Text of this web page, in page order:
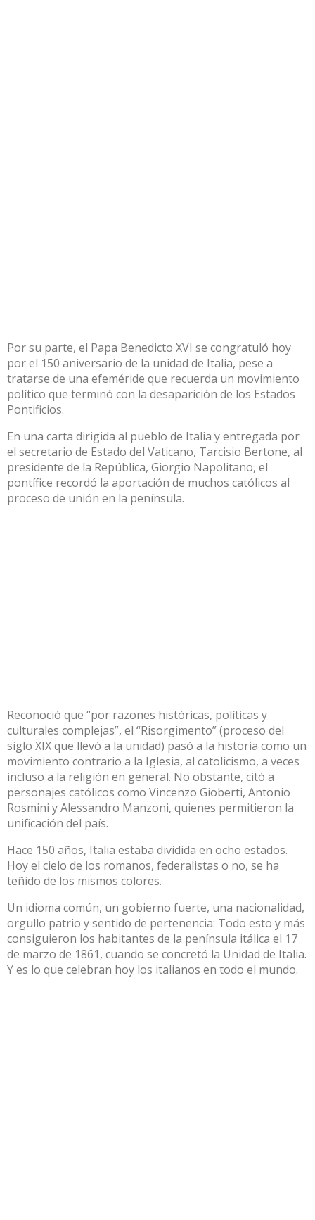
Por su parte, el Papa Benedicto XVI se congratuló hoy
por el 150 aniversario de la unidad de Italia, pese a
tratarse de una efeméride que recuerda un movimiento
político que terminó con la desaparición de los Estados
Pontificios.
En una carta dirigida al pueblo de Italia y entregada por
el secretario de Estado del Vaticano, Tarcisio Bertone, al
presidente de la República, Giorgio Napolitano, el
pontífice recordó la aportación de muchos católicos al
proceso de unión en la península.
Reconoció que “por razones históricas, políticas y
culturales complejas”, el “Risorgimento” (proceso del
siglo XIX que llevó a la unidad) pasó a la historia como un
movimiento contrario a la Iglesia, al catolicismo, a veces
incluso a la religión en general. No obstante, citó a
personajes católicos como Vincenzo Gioberti, Antonio
Rosmini y Alessandro Manzoni, quienes permitieron la
unificación del país.
Hace 150 años, Italia estaba dividida en ocho estados.
Hoy el cielo de los romanos, federalistas o no, se ha
teñido de los mismos colores.
Un idioma común, un gobierno fuerte, una nacionalidad,
orgullo patrio y sentido de pertenencia: Todo esto y más
consiguieron los habitantes de la península itálica el 17
de marzo de 1861, cuando se concretó la Unidad de Italia.
Y es lo que celebran hoy los italianos en todo el mundo.